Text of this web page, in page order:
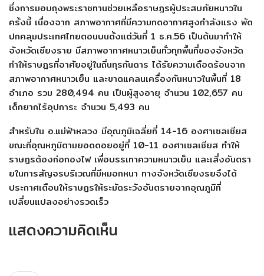
ซึ่งการมอบถุงพระราชทานช่วยเหลือราษฎรผู้ประสบภัยหนาวใน
ครั้งนี้ เนื่องจาก สภาพอากาศที่มีความกดอากาศสูงกำลังแรง พัด
ปกคลุมประเทศไทยตอนบนตั้งแต่วันที่ 1 ธ.ค.56 เป็นต้นมาทำให้
จังหวัดเชียงราย มีสภาพอากาศหนาวเย็นทั่วทุกพื้นที่ของจังหวัด
ทำให้ราษฎรที่อาศัยอยู่ในถิ่นทุรกันดาร ได้รัยความเดือดร้อนจาก
สภาพอากาศหนาวเย็น และขาดแคลนเครื่องกันหนาวในพื้นที่ 18
อำเภอ รวม 280,494 คน เป็นผู้สูงอายุ จำนวน 102,657 คน
เด็กยากไร้อุปการะ จำนวน 5,493 คน
สำหรับใน อ.แม่ฟ้าหลวง มีอุณภูมิเฉลี่ยที่ 14-16 องศาเซลเซียส
ขณะที่อุณหภูมิตามยอดดอยอยู่ที่ 10-11 องศาเซลเซียส ทำให้
ราษฎรต้องก่อกองไฟ เพื่อบรรเทาความหนาวเย็น และเสี่งอันตรา
ยในการสัญจรบริเวณที่มีหมอกหนา ทางจังหวัดเชียงรยจึงได้
ประกาศเตือนให้ราษฎรให้ระมัดระวังอันตรายจากอุณภูมิที่
เปลี่ยนแปลงอย่างรวดเร็ว
แสดงความคิดเห็น